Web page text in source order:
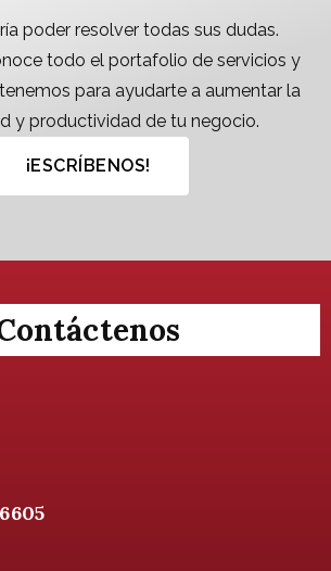
poder resolver todas sus dudas.
todo el portafolio de servicios y
para ayudarte a aumentar la
y productividad de tu negocio.
¡ESCRÍBENOS!